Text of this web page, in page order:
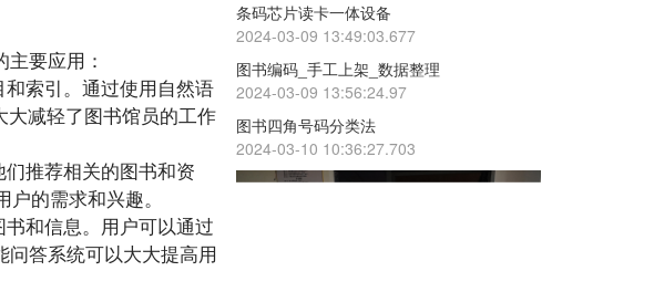
要应用：
索引。通过使用自然语
减轻了图书馆员的工作
推荐相关的图书和资
的需求和兴趣。
和信息。用户可以通过
问答系统可以大大提高用
条码芯片读卡一体设备
2024-03-09 13:49:03.677
图书编码_手工上架_数据整理
2024-03-09 13:56:24.97
图书四角号码分类法
2024-03-10 10:36:27.703